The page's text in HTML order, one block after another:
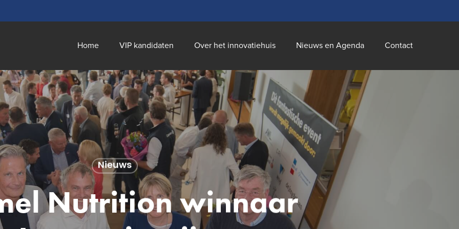
Home VIP kandidaten Over het innovatiehuis Nieuws en Agenda Contact
Nieuws
Nutrition winnaar